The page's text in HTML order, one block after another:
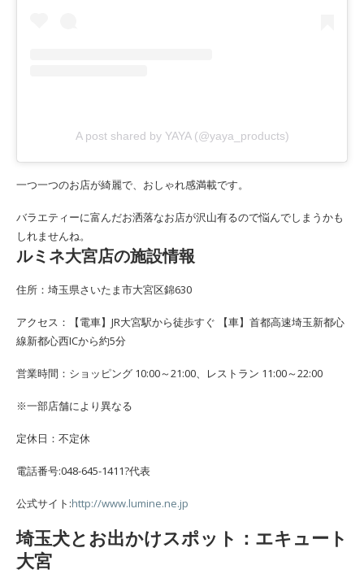
A post shared by YAYA (@yaya_products)
一つ一つのお店が綺麗で、おしゃれ感満載です。
バラエティーに富んだお洒落なお店が沢山有るので悩んでしまうかも
しれませんね。
ルミネ大宮店の施設情報
住所：埼玉県さいたま市大宮区錦630
アクセス：【電車】JR大宮駅から徒歩すぐ 【車】首都高速埼玉新都心
線新都心西ICから約5分
営業時間：ショッピング 10:00～21:00、レストラン 11:00～22:00
※一部店舗により異なる
定休日：不定休
電話番号:048-645-1411?代表
公式サイト:http://www.lumine.ne.jp
埼玉犬とお出かけスポット：エキュート
大宮